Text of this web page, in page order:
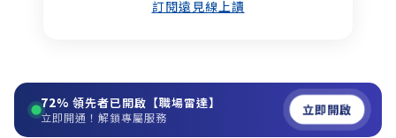
訂閱遠見線上讀
72% 領先者已開啟【職場雷達】
立即開通！解鎖專屬服務 立即開啟